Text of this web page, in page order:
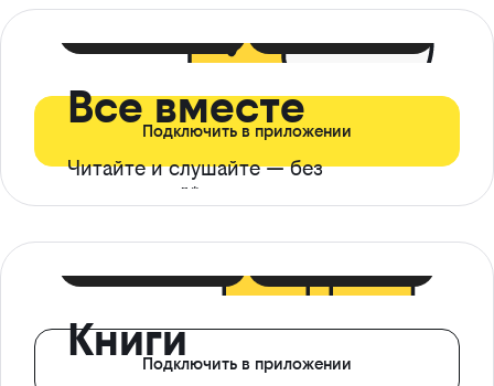
Все вместе
Читайте и слушайте — без
ограничений*
Подключить в приложении
КнигиПодключить в приложении